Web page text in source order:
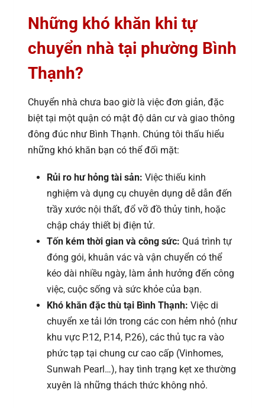
Những khó khăn khi tự
chuyển nhà tại phường Bình
Thạnh?
Chuyển nhà chưa bao giờ là việc đơn giản, đặc
biệt tại một quận có mật độ dân cư và giao thông
đông đúc như Bình Thạnh. Chúng tôi thấu hiểu
những khó khăn bạn có thể đối mặt:
Rủi ro hư hỏng tài sản: Việc thiếu kinh
nghiệm và dụng cụ chuyên dụng dễ dẫn đến
trầy xước nội thất, đổ vỡ đồ thủy tinh, hoặc
chập cháy thiết bị điện tử.
Tốn kém thời gian và công sức: Quá trình tự
đóng gói, khuân vác và vận chuyển có thể
kéo dài nhiều ngày, làm ảnh hưởng đến công
việc, cuộc sống và sức khỏe của bạn.
Khó khăn đặc thù tại Bình Thạnh: Việc di
chuyển xe tải lớn trong các con hẻm nhỏ (như
khu vực P.12, P.14, P.26), các thủ tục ra vào
phức tạp tại chung cư cao cấp (Vinhomes,
Sunwah Pearl…), hay tình trạng kẹt xe thường
xuyên là những thách thức không nhỏ.